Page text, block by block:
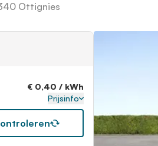
Ottignies
€ 0,40 / kWh
Prijsinfo